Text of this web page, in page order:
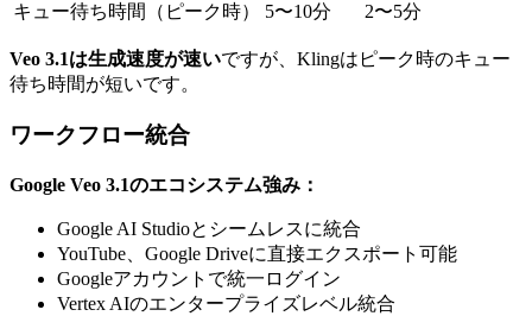
キュー待ち時間（ピーク時）
5〜10分 2〜5分
Veo 3.1は生成速度が速いですが、Klingはピーク時のキュー
待ち時間が短いです。
ワークフロー統合
Google Veo 3.1のエコシステム強み：
Google AI Studioとシームレスに統合
YouTube、Google Driveに直接エクスポート可能
Googleアカウントで統一ログイン
Vertex AIのエンタープライズレベル統合